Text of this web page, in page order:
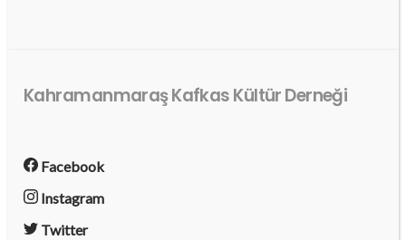
Kahramanmaraş Kafkas Kültür Derneği
Facebook
Instagram
Twitter